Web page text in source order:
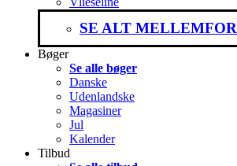
SE ALT MELLEMFOR
Bøger
Se alle bøger
Danske
Udenlandske
Magasiner
Jul
Kalender
Tilbud